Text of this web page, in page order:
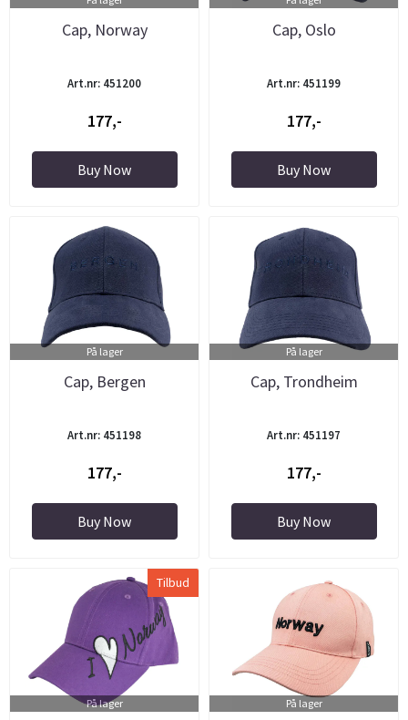
Cap, Norway
Art.nr: 451200
177,-
Buy Now
Cap, Oslo
Art.nr: 451199
177,-
Buy Now
På lager
Cap, Bergen
Art.nr: 451198
177,-
Buy Now
På lager
Cap, Trondheim
Art.nr: 451197
177,-
Buy Now
Tilbud
På lager På lager